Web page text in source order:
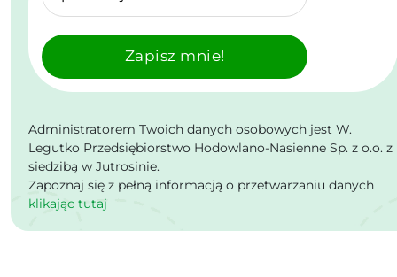
Zapisz mnie!
Administratorem Twoich danych osobowych jest W.
Legutko Przedsiębiorstwo Hodowlano-Nasienne Sp. z o.o. z
siedzibą w Jutrosinie.
Zapoznaj się z pełną informacją o przetwarzaniu danych
klikając tutaj